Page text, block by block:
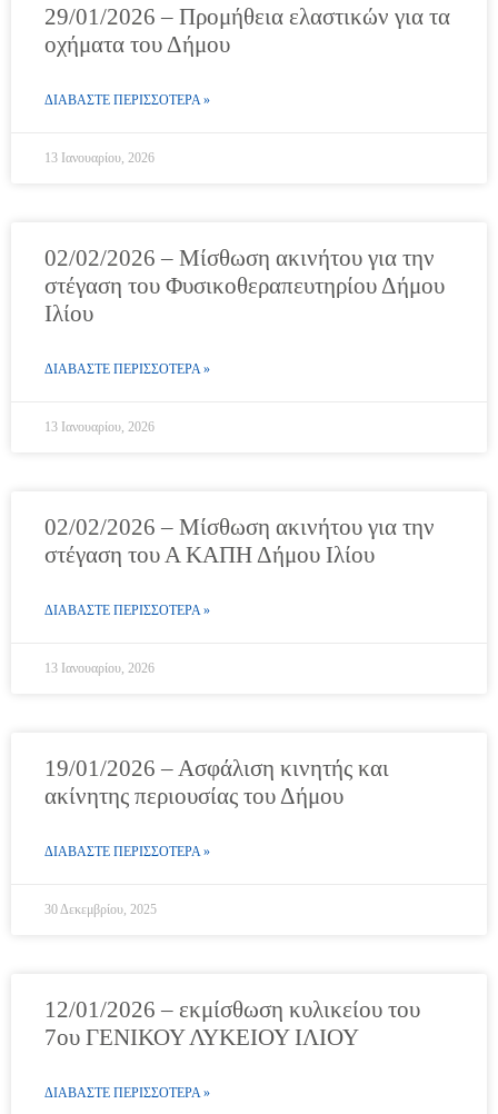
29/01/2026 – Προμήθεια ελαστικών για τα
οχήματα του Δήμου
ΔΙΑΒΑΣΤΕ ΠΕΡΙΣΣΟΤΕΡΑ »
13 Ιανουαρίου, 2026
02/02/2026 – Μίσθωση ακινήτου για την
στέγαση του Φυσικοθεραπευτηρίου Δήμου
Ιλίου
ΔΙΑΒΑΣΤΕ ΠΕΡΙΣΣΟΤΕΡΑ »
13 Ιανουαρίου, 2026
02/02/2026 – Μίσθωση ακινήτου για την
στέγαση του Α ΚΑΠΗ Δήμου Ιλίου
ΔΙΑΒΑΣΤΕ ΠΕΡΙΣΣΟΤΕΡΑ »
13 Ιανουαρίου, 2026
19/01/2026 – Ασφάλιση κινητής και
ακίνητης περιουσίας του Δήμου
ΔΙΑΒΑΣΤΕ ΠΕΡΙΣΣΟΤΕΡΑ »
30 Δεκεμβρίου, 2025
12/01/2026 – εκμίσθωση κυλικείου του
7ου ΓΕΝΙΚΟΥ ΛΥΚΕΙΟΥ ΙΛΙΟΥ
ΔΙΑΒΑΣΤΕ ΠΕΡΙΣΣΟΤΕΡΑ »